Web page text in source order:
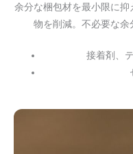
余分な梱包材を最小限に
物を削減。不必要な余
接着剤、